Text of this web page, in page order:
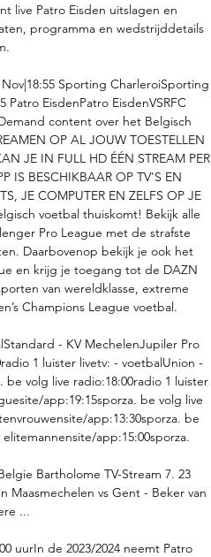
live Patro Eisden uitslagen en
programma en wedstrijddetails
Sporting CharleroiSporting
EisdenPatro EisdenVSRFC
content over het Belgisch
OP AL JOUW TOESTELLEN
JE IN FULL HD ÉÉN STREAM PER
IS BESCHIKBAAR OP TV'S EN
JE COMPUTER EN ZELFS OP JE
voetbal thuiskomt! Bekijk alle
Pro League met de strafste
Daarbovenop bekijk je ook het
en krijg je toegang tot de DAZN
van wereldklasse, extreme
Champions League voetbal.
- KV MechelenJupiler Pro
1 luister livetv: - voetbalUnion -
volg live radio:18:00radio 1 luister
app:19:15sporza. be volg live
app:13:30sporza. be
app:15:00sporza.
Bartholome TV-Stream 7. 23
Maasmechelen vs Gent - Beker van
...
uurIn de 2023/2024 neemt Patro